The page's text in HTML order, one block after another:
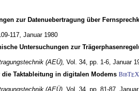
zur Datenuebertragung über
117, Januar 1980
Untersuchungen zur
(AEÜ), Vol. 34, pp. 1-6, Januar
Taktableitung in digitalen Modems BibTEX
(AEÜ), Vol. 34, pp. 81-87,